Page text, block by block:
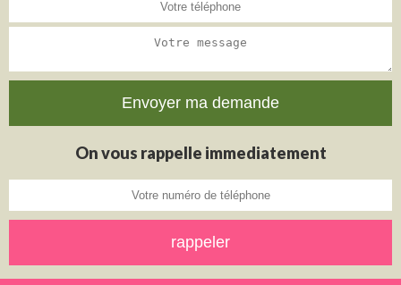
On vous rappelle immediatement